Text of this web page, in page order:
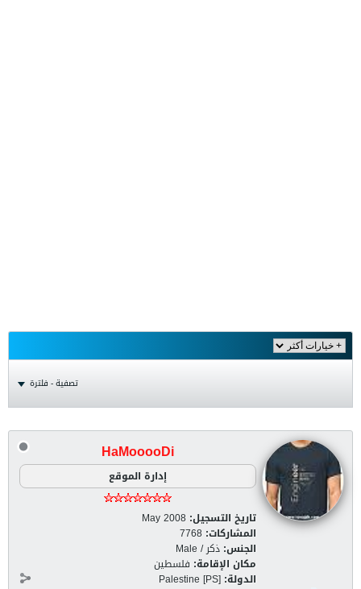
تصفية - فلترة
HaMooooDi
إدارة الموقع
تاريخ التسجيل: May 2008
المشاركات: 7768
الجنس: ذكر / Male
مكان الإقامة: فلسطين
الدولة: Palestine [PS]